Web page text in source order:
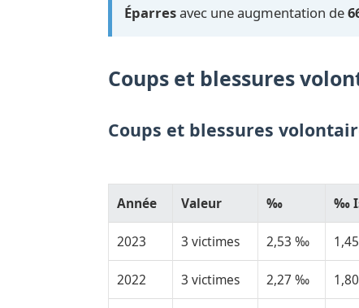
Éparresavec une augmentation de
Coups et blessures
Coups et blessures
Année Valeur ‰ ‰
2023 3 victimes 2,53 ‰
2022 3 victimes 2,27 ‰